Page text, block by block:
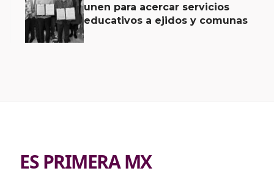
unen para acercar servicios
educativos a ejidos y comunas
ES PRIMERA MX